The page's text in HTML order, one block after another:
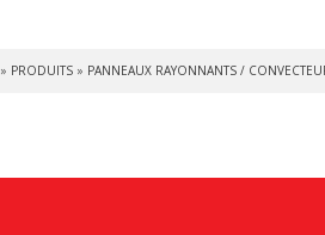
» PRODUITS » PANNEAUX RAYONNANTS /